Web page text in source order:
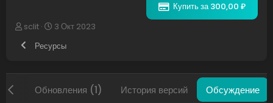
Купить за 300,00 ₽
А
т
sclit
Д
т
ч
3 Окт 2023
Ресурсы
Обновления (1) История версий Обсуждение